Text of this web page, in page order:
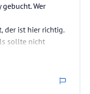
Wer
der ist hier richtig.
sollte nicht
Zimmer
sind nicht zu
Man